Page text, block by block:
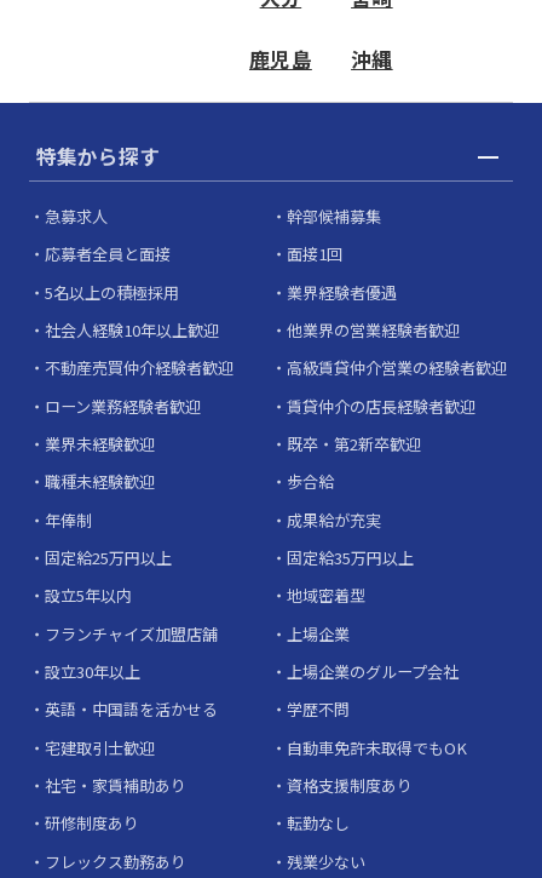
鹿児島 沖縄
特集から探す
急募求人
幹部候補募集
応募者全員と面接
面接1回
5名以上の積極採用
業界経験者優遇
社会人経験10年以上歓迎
他業界の営業経験者歓迎
不動産売買仲介経験者歓迎
高級賃貸仲介営業の経験者歓迎
ローン業務経験者歓迎
賃貸仲介の店長経験者歓迎
業界未経験歓迎
既卒・第2新卒歓迎
職種未経験歓迎
歩合給
年俸制
成果給が充実
固定給25万円以上
固定給35万円以上
設立5年以内
地域密着型
フランチャイズ加盟店舗
上場企業
設立30年以上
上場企業のグループ会社
英語・中国語を活かせる
学歴不問
宅建取引士歓迎
自動車免許未取得でもOK
社宅・家賃補助あり
資格支援制度あり
研修制度あり
転勤なし
フレックス勤務あり
残業少ない